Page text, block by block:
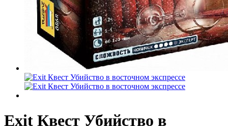
Exit Квест Убийство в